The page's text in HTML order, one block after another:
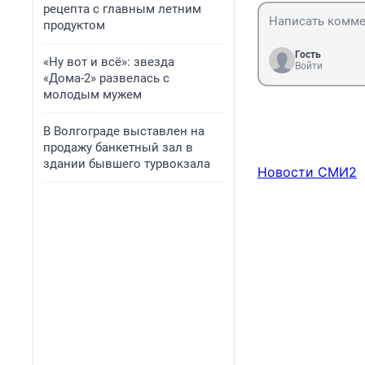
рецепта с главным летним
продуктом
«Ну вот и всё»: звезда
«Дома-2» развелась с
молодым мужем
В Волгограде выставлен на
продажу банкетный зал в
здании бывшего турвокзала
Гость
Войти
Новости СМИ2